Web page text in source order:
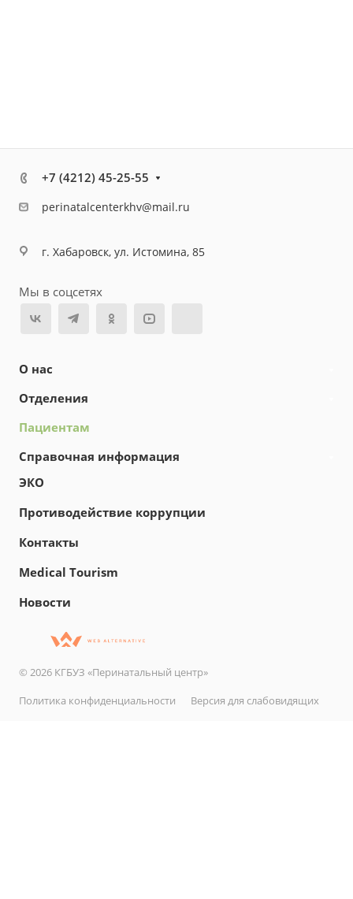
+7 (4212) 45-25-55
perinatalcenterkhv@mail.ru
г. Хабаровск, ул. Истомина, 85
Мы в соцсетях
О нас
Отделения
Пациентам
Справочная информация
ЭКО
Противодействие коррупции
Контакты
Medical Tourism
Новости
© 2026 КГБУЗ «Перинатальный центр»
Политика конфиденциальности
Версия для слабовидящих